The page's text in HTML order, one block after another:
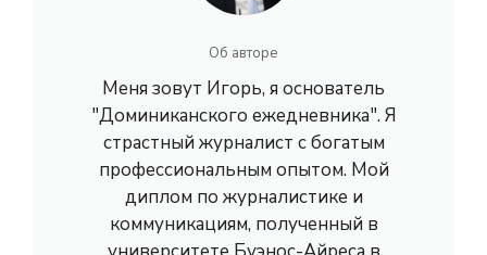
Об авторе
Меня зовут Игорь, я основатель
"Доминиканского ежедневника". Я
страстный журналист с богатым
профессиональным опытом. Мой
диплом по журналистике и
коммуникациям, полученный в